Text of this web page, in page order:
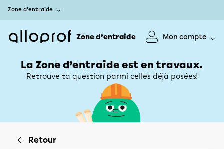
Zone d’entraide
Zone d’entraide Mon compte
La Zone d’entraide est en travaux.
Retrouve ta question parmi celles déjà posées!
Retour